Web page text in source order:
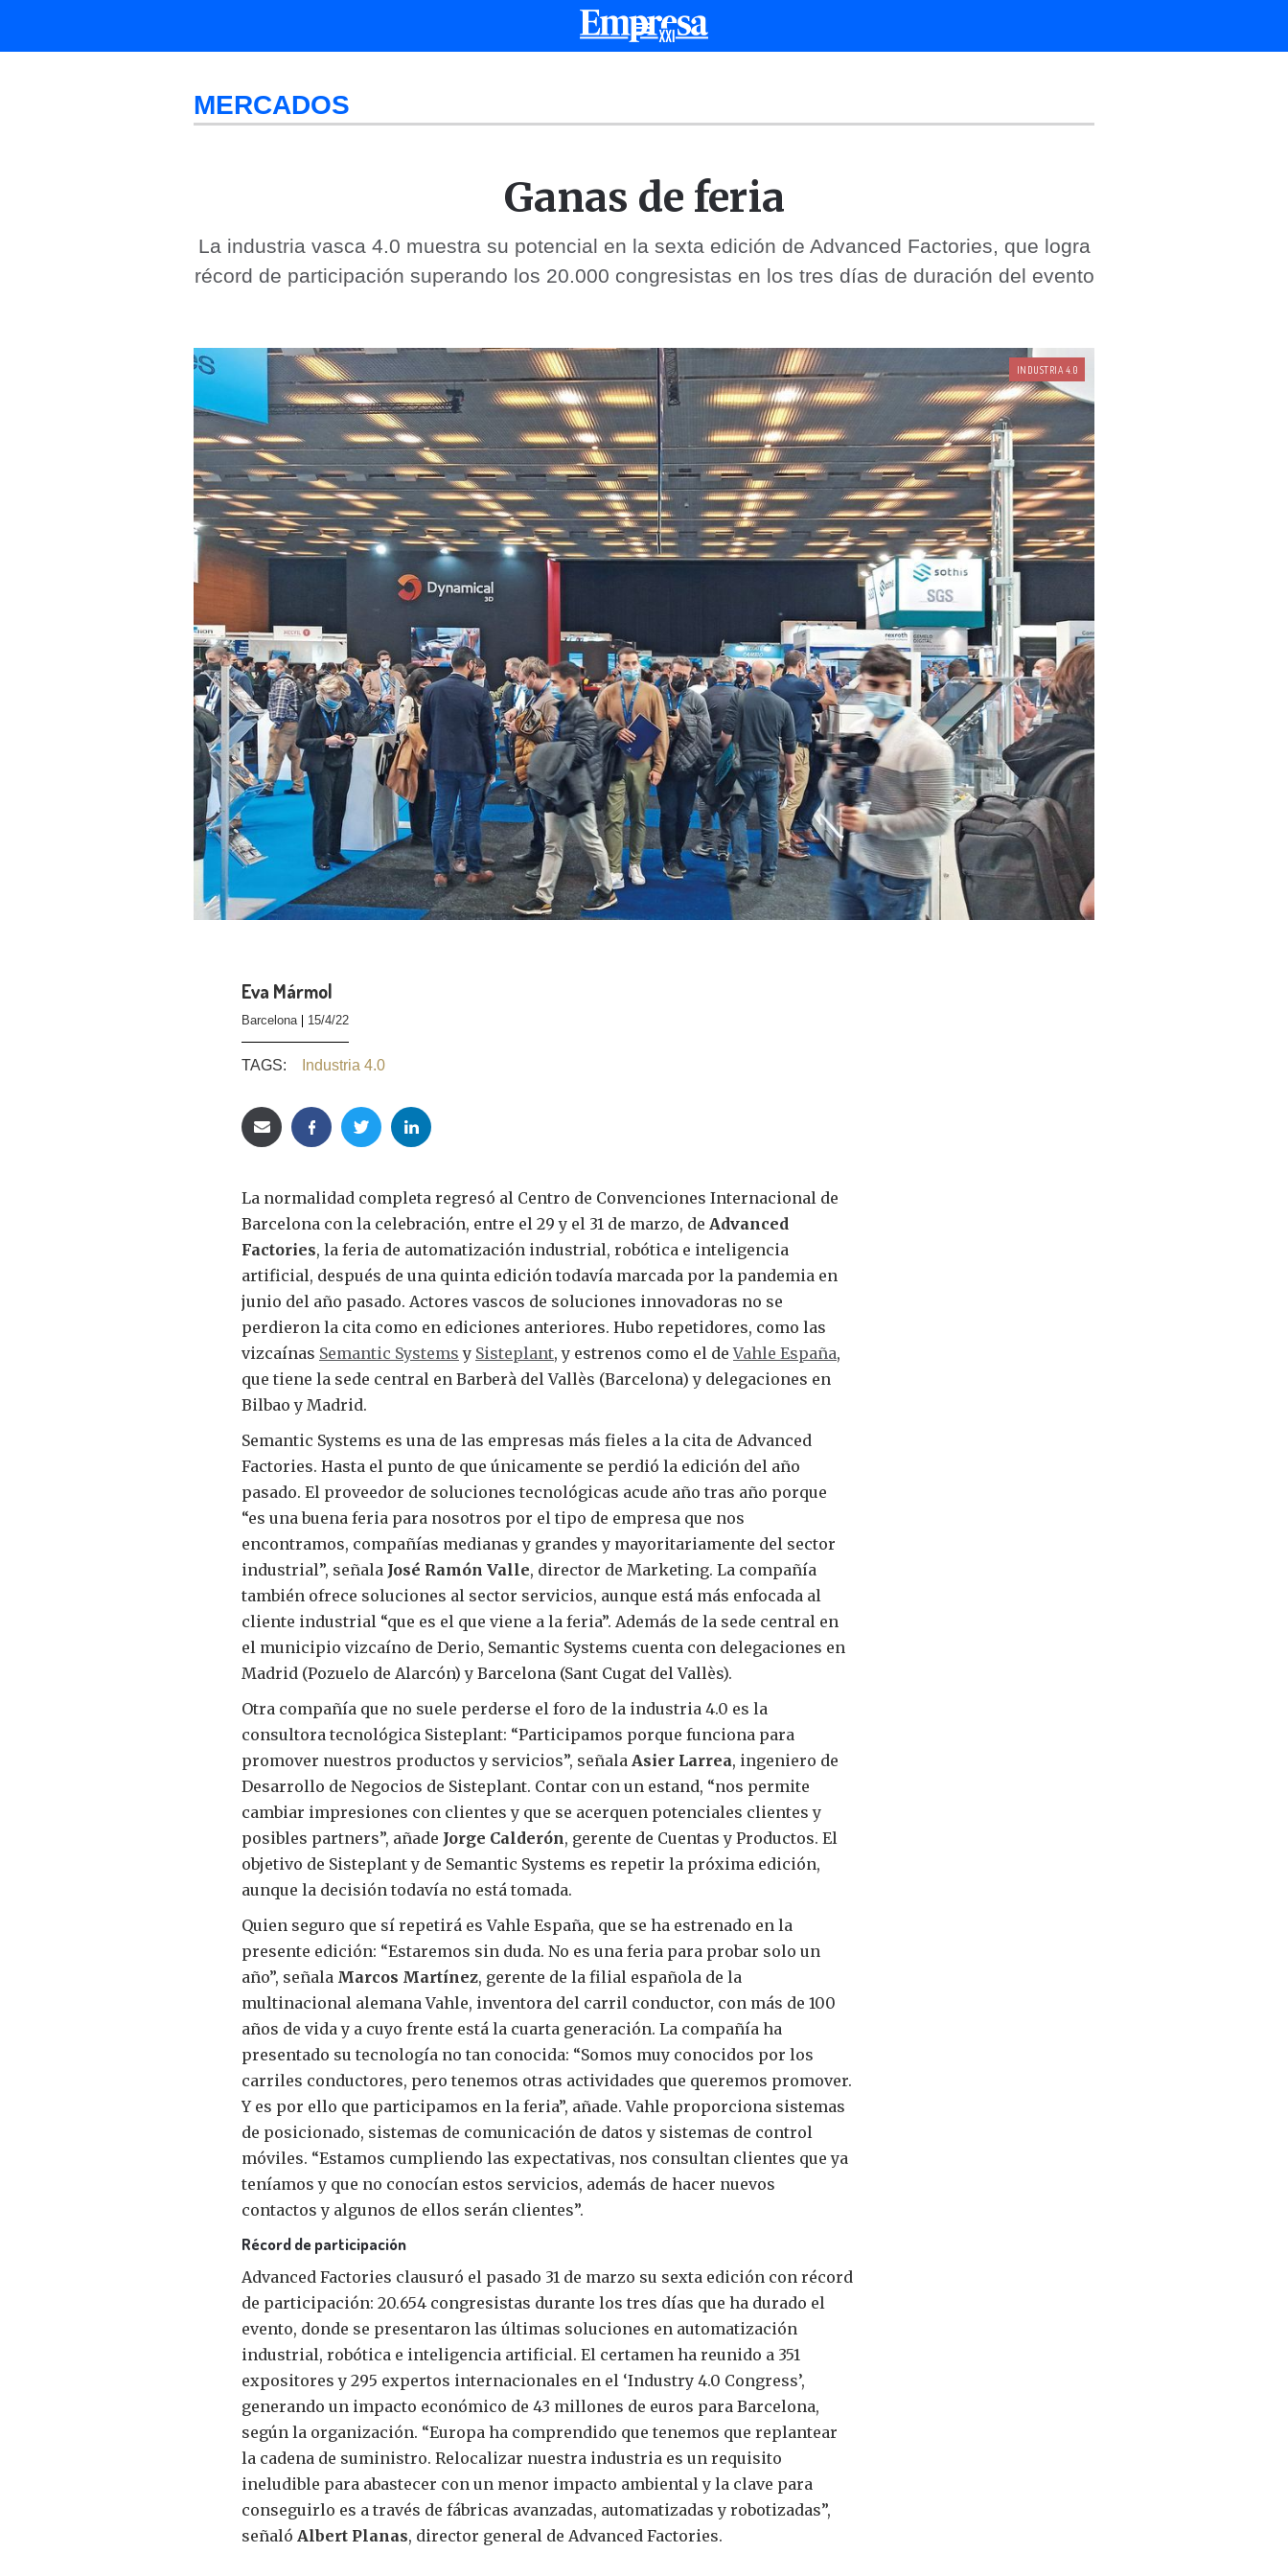
MERCADOS
Ganas de feria
La industria vasca 4.0 muestra su potencial en la sexta edición de Advanced Factories, que logra
récord de participación superando los 20.000 congresistas en los tres días de duración del evento
INDUSTRIA 4.0
Eva Mármol
Barcelona 15/4/22
TAGS: Industria 4.0
La normalidad completa regresó al Centro de Convenciones Internacional de
Barcelona con la celebración, entre el 29 y el 31 de marzo, de Advanced
Factories, la feria de automatización industrial, robótica e inteligencia
artificial, después de una quinta edición todavía marcada por la pandemia en
junio del año pasado. Actores vascos de soluciones innovadoras no se
perdieron la cita como en ediciones anteriores. Hubo repetidores, como las
vizcaínas Semantic Systems y Sisteplant, y estrenos como el deVahle España,
que tiene la sede central en Barberà del Vallès (Barcelona) y delegaciones en
Bilbao y Madrid.
Semantic Systems es una de las empresas más fieles a la cita de Advanced
Factories. Hasta el punto de que únicamente se perdió la edición del año
pasado. El proveedor de soluciones tecnológicas acude año tras año porque
“es una buena feria para nosotros por el tipo de empresa que nos
encontramos, compañías medianas y grandes y mayoritariamente del sector
industrial”, señala José Ramón Valle, director de Marketing. La compañía
también ofrece soluciones al sector servicios, aunque está más enfocada al
cliente industrial “que es el que viene a la feria”. Además de la sede central en
el municipio vizcaíno de Derio, Semantic Systems cuenta con delegaciones en
Madrid (Pozuelo de Alarcón) y Barcelona (Sant Cugat del Vallès).
Otra compañía que no suele perderse el foro de la industria 4.0 es la
consultora tecnológica Sisteplant: “Participamos porque funciona para
promover nuestros productos y servicios”, señala Asier Larrea, ingeniero de
Desarrollo de Negocios de Sisteplant. Contar con un estand, “nos permite
cambiar impresiones con clientes y que se acerquen potenciales clientes y
posibles partners”, añade Jorge Calderón, gerente de Cuentas y Productos. El
objetivo de Sisteplant y de Semantic Systems es repetir la próxima edición,
aunque la decisión todavía no está tomada.
Quien seguro que sí repetirá es Vahle España, que se ha estrenado en la
presente edición: “Estaremos sin duda. No es una feria para probar solo un
año”, señala Marcos Martínez, gerente de la filial española de la
multinacional alemana Vahle, inventora del carril conductor, con más de 100
años de vida y a cuyo frente está la cuarta generación. La compañía ha
presentado su tecnología no tan conocida: “Somos muy conocidos por los
carriles conductores, pero tenemos otras actividades que queremos promover.
Y es por ello que participamos en la feria”, añade. Vahle proporciona sistemas
de posicionado, sistemas de comunicación de datos y sistemas de control
móviles. “Estamos cumpliendo las expectativas, nos consultan clientes que ya
teníamos y que no conocían estos servicios, además de hacer nuevos
contactos y algunos de ellos serán clientes”.
Récord de participación
Advanced Factories clausuró el pasado 31 de marzo su sexta edición con récord
de participación: 20.654 congresistas durante los tres días que ha durado el
evento, donde se presentaron las últimas soluciones en automatización
industrial, robótica e inteligencia artificial. El certamen ha reunido a 351
expositores y 295 expertos internacionales en el ‘Industry 4.0 Congress’,
generando un impacto económico de 43 millones de euros para Barcelona,
según la organización. “Europa ha comprendido que tenemos que replantear
la cadena de suministro. Relocalizar nuestra industria es un requisito
ineludible para abastecer con un menor impacto ambiental y la clave para
conseguirlo es a través de fábricas avanzadas, automatizadas y robotizadas”,
señaló Albert Planas, director general de Advanced Factories.